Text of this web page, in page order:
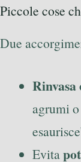
Piccole cose
Due
Rinvasa
agrumi
Evita